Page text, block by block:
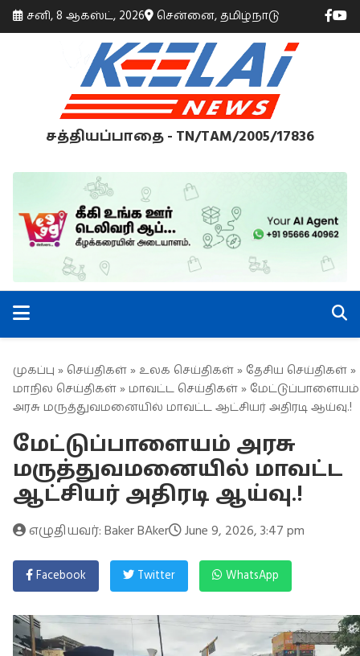
சனி, 8 ஆகஸ்ட், 2026 சென்னை, தமிழ்நாடு
சத்தியப்பாதை - TN/TAM/2005/17836
முகப்பு » செய்திகள் » உலக செய்திகள் » தேசிய செய்திகள் »
மாநில செய்திகள் » மாவட்ட செய்திகள் » மேட்டுப்பாளையம்
அரசு மருத்துவமனையில் மாவட்ட ஆட்சியர் அதிரடி ஆய்வு.!
மேட்டுப்பாளையம் அரசு
மருத்துவமனையில் மாவட்ட
ஆட்சியர் அதிரடி ஆய்வு.!
எழுதியவர்: Baker BAker June 9, 2026, 3:47 pm
Facebook Twitter WhatsApp